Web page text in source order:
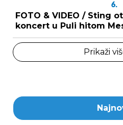
6.
FOTO & VIDEO / Sting
koncert u Puli hitom
Prikaži